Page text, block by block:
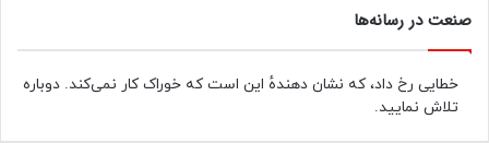
صنعت در رسانه‌ها
خطایی رخ داد، که نشان دهندهٔ این است که خوراک کار نمی‌کند. دوباره
تلاش نمایید.